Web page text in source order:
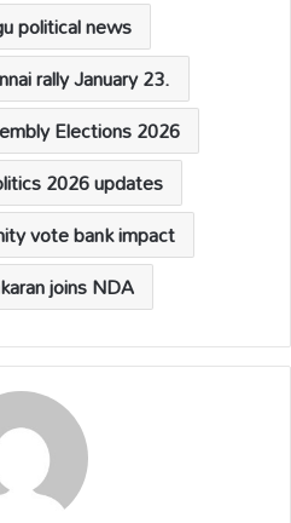
political news
rally January 23.
Elections 2026
2026 updates
vote bank impact
joins NDA